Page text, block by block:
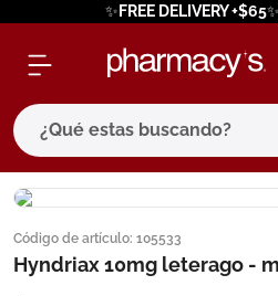
✨FREE DELIVERY
¿Qué estas buscando?
Código de artículo: 105533
Hyndriax 10mg leterago -
términos más buscados
1. eucerin